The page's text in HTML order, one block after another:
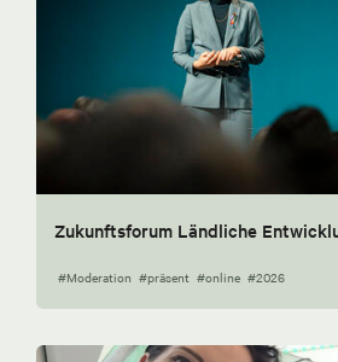
Zukunftsforum Ländliche
#Moderation #präsent #online #2026